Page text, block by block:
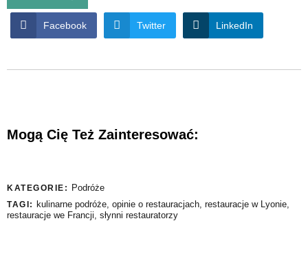
Facebook Twitter LinkedIn
Mogą Cię Też Zainteresować:
KATEGORIE: Podróże
TAGI: kulinarne podróże, opinie o restauracjach, restauracje w Lyonie,
restauracje we Francji, słynni restauratorzy